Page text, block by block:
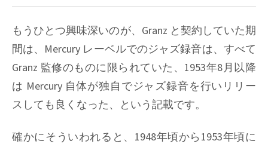
もうひとつ興味深いのが、Granz と契約していた期
間は、Mercury レーベルでのジャズ録音は、すべて
Granz 監修のものに限られていた、1953年8月以降
は Mercury 自体が独自でジャズ録音を行いリリー
スしても良くなった、という記載です。
確かにそういわれると、1948年頃から1953年頃に